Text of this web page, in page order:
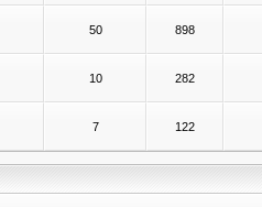
50 898
10 282
7 122